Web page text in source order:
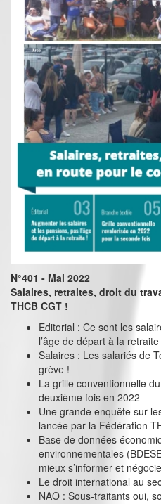
N°401 - Mai 2022
Salaires, retraites, droit du
THCB CGT !
Editorial : Ce sont les
l’âge de départ à la retraite
Salaires : Les salariés de
grève !
La grille conventionnelle
deuxième fois en 2022
Une grande enquête sur
lancée par la Fédération
Base de données
environnementales
mieux s’informer et
Le droit international au
NAO : Sous-traitants oui,